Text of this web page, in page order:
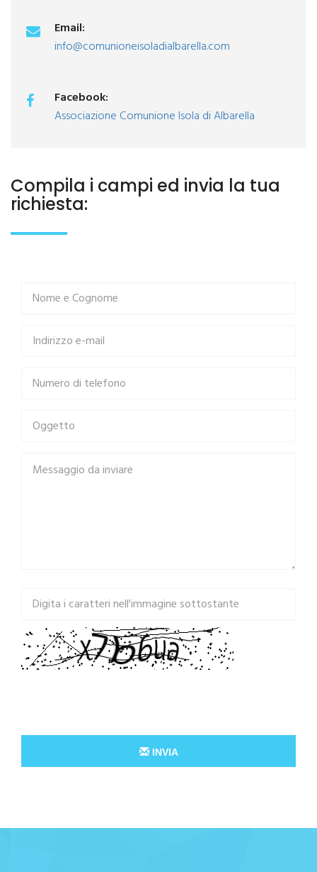
Email:
info@comunioneisoladialbarella.com
Facebook:
Associazione Comunione Isola di Albarella
Compila i campi ed invia la tua
richiesta:
INVIA